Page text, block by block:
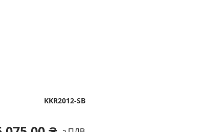
KKR2012-SB